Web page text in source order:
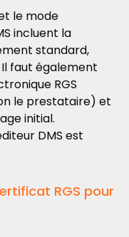
le mode
incluent la
standard,
faut également
RGS
le prestataire) et
initial.
DMS est
RGS pour